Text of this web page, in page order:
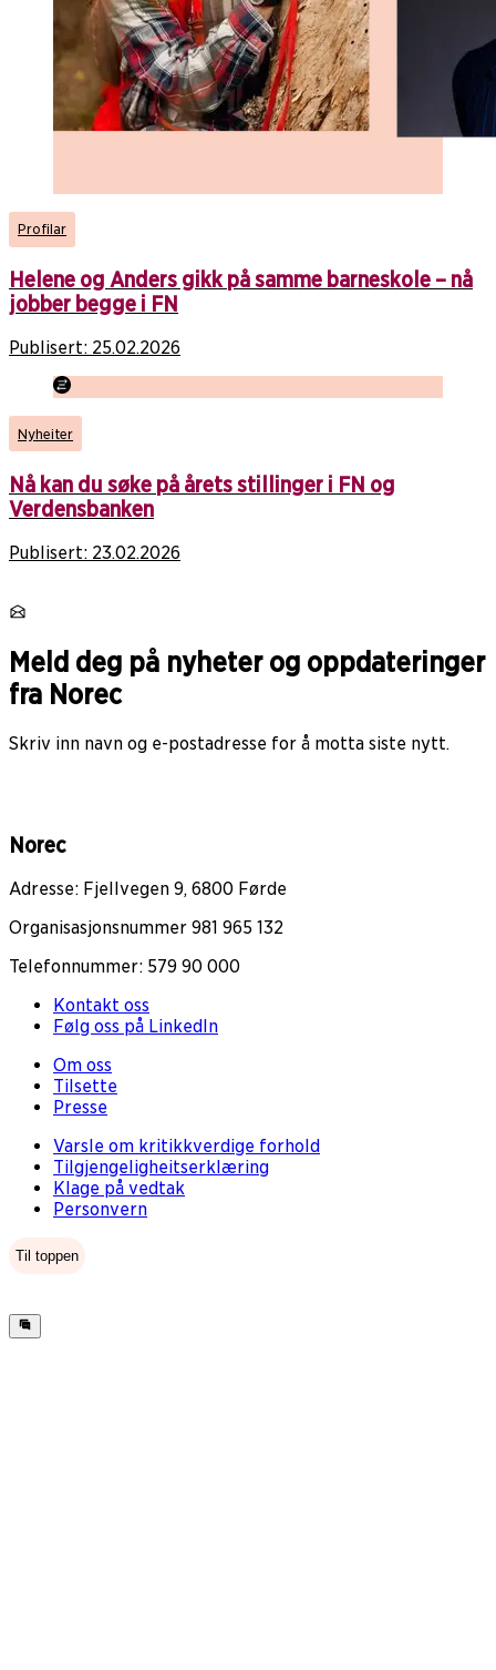
Profilar
Helene og Anders gikk på samme barneskole – nå
jobber begge i FN
Publisert: 25.02.2026
Nyheiter
Nå kan du søke på årets stillinger i FN og
Verdensbanken
Publisert: 23.02.2026
Meld deg på nyheter og oppdateringer
fra Norec
Skriv inn navn og e-postadresse for å motta siste nytt.
Norec
Adresse: Fjellvegen 9, 6800 Førde
Organisasjonsnummer 981 965 132
Telefonnummer: 579 90 000
Kontakt oss
Følg oss på LinkedIn
Om oss
Tilsette
Presse
Varsle om kritikkverdige forhold
Tilgjengeligheitserklæring
Klage på vedtak
Personvern
Til toppen